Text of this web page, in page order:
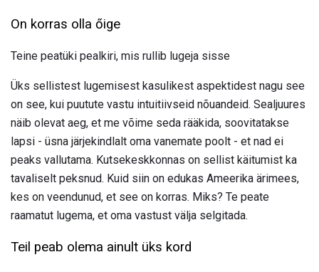
On korras olla őige
Teine peatüki pealkiri, mis rullib lugeja sisse
Üks sellistest lugemisest kasulikest aspektidest nagu see
on see, kui puutute vastu intuitiivseid nõuandeid. Sealjuures
näib olevat aeg, et me võime seda rääkida, soovitatakse
lapsi - üsna järjekindlalt oma vanemate poolt - et nad ei
peaks vallutama. Kutsekeskkonnas on sellist käitumist ka
tavaliselt peksnud. Kuid siin on edukas Ameerika ärimees,
kes on veendunud, et see on korras. Miks? Te peate
raamatut lugema, et oma vastust välja selgitada.
Teil peab olema ainult üks kord